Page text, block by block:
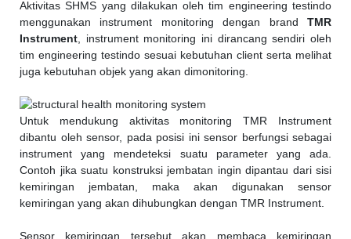
Aktivitas SHMS yang dilakukan oleh tim engineering testindo
menggunakan instrument monitoring dengan brand TMR
Instrument , instrument monitoring ini dirancang sendiri oleh
tim engineering testindo sesuai kebutuhan client serta melihat
juga kebutuhan objek yang akan dimonitoring.
Untuk mendukung aktivitas monitoring TMR Instrument
dibantu oleh sensor, pada posisi ini sensor berfungsi sebagai
instrument yang mendeteksi suatu parameter yang ada.
Contoh jika suatu konstruksi jembatan ingin dipantau dari sisi
kemiringan jembatan, maka akan digunakan sensor
kemiringan yang akan dihubungkan dengan TMR Instrument.
Sensor kemiringan tersebut akan membaca kemiringan